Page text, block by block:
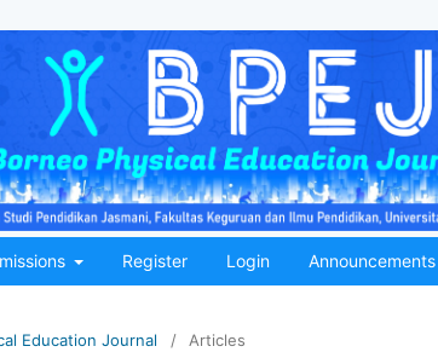
Register Login Announcements
Education Journal / Articles